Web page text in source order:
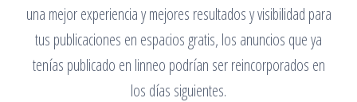
una mejor experiencia y mejores resultados y visibilidad para
tus publicaciones en espacios gratis, los anuncios que ya
tenías publicado en linneo podrían ser reincorporados en
los días siguientes.